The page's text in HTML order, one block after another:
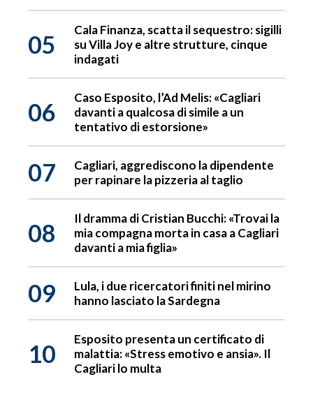
05
Cala Finanza, scatta il sequestro: sigilli
su Villa Joy e altre strutture, cinque
indagati
06
Caso Esposito, l’Ad Melis: «Cagliari
davanti a qualcosa di simile a un
tentativo di estorsione»
07
Cagliari, aggrediscono la dipendente
per rapinare la pizzeria al taglio
08
Il dramma di Cristian Bucchi: «Trovai la
mia compagna morta in casa a Cagliari
davanti a mia figlia»
09
Lula, i due ricercatori finiti nel mirino
hanno lasciato la Sardegna
10
Esposito presenta un certificato di
malattia: «Stress emotivo e ansia». Il
Cagliari lo multa